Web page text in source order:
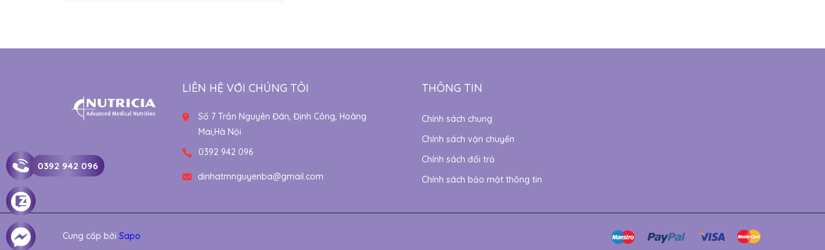
LIÊN HỆ VỚI CHÚNG TÔI
Số 7 Trần Nguyên Đán, Định Công, Hoàng
Mai,Hà Nội
0392 942 096
dinhatmnguyenba@gmail.com
THÔNG TIN
Chính sách chung
Chính sách vận chuyển
Chính sách đổi trả
Chính sách bảo mật thông tin
Cung cấp bởi Sapo
0392 942 096